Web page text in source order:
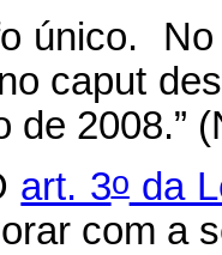
único.
caput
de 2008.”
art. 3oda
com a